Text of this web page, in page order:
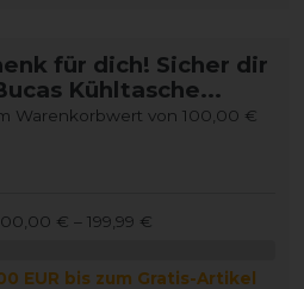
für dich! Sicher dir
Kühltasche...
Warenkorbwert von 100,00 €
€ – 199,99 €
EUR bis zum Gratis-Artikel